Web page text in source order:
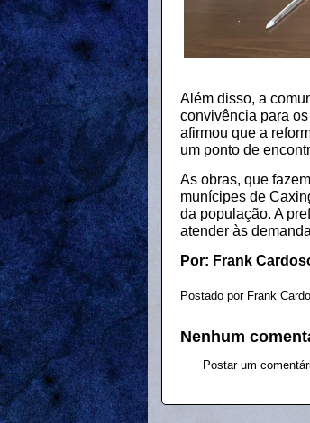
Além disso, a
convivência para
afirmou que a
um ponto de
As obras, que
munícipes de
da população. A
atender às
Por: Frank
Postado por Frank
Nenhum
Postar um